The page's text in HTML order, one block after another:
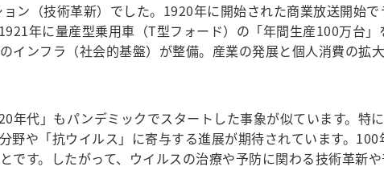
ン（技術革新）でした。1920年に開始された商業放送開始
年に量産型乗用車（T型フォード）の「年間生産100万台
インフラ（社会的基盤）が整備。産業の発展と個人消費の拡
代」もパンデミックでスタートした事象が似ています。特
野や「抗ウイルス」に寄与する進展が期待されています。
す。したがって、ウイルスの治療や予防に関わる技術革新